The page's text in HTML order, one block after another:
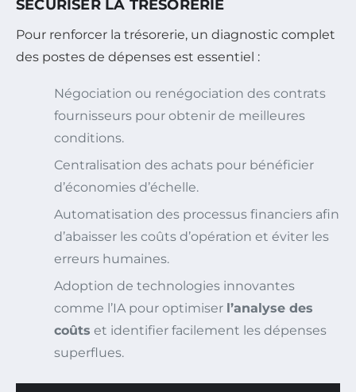
SÉCURISER LA TRÉSORERIE
Pour renforcer la trésorerie, un diagnostic complet
des postes de dépenses est essentiel :
Négociation ou renégociation des contrats
fournisseurs pour obtenir de meilleures
conditions.
Centralisation des achats pour bénéficier
d’économies d’échelle.
Automatisation des processus financiers afin
d’abaisser les coûts d’opération et éviter les
erreurs humaines.
Adoption de technologies innovantes
comme l’IA pour optimiser l’analyse des
coûts et identifier facilement les dépenses
superflues.